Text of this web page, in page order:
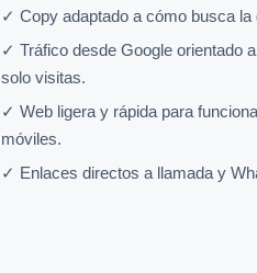
✓ Copy adaptado a cómo busca la
✓ Tráfico desde Google orientado
solo visitas.
✓ Web ligera y rápida para
móviles.
✓ Enlaces directos a llamada y